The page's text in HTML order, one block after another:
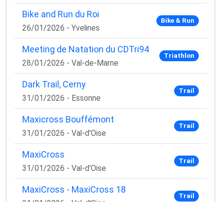
Email
Oui, je veux progresser 💪
Aucun spam, vous pouvez vous désinscrire à tout
Bike and Run du Roi
26/01/2026 - Yvelines
Bike & Run
Meeting de Natation du CDTri94
28/01/2026 - Val-de-Marne
Triathlon
Dark Trail, Cerny
31/01/2026 - Essonne
Trail
Maxicross Bouffémont
31/01/2026 - Val-d'Oise
Trail
MaxiCross
31/01/2026 - Val-d'Oise
Trail
MaxiCross - MaxiCross 18
Trail